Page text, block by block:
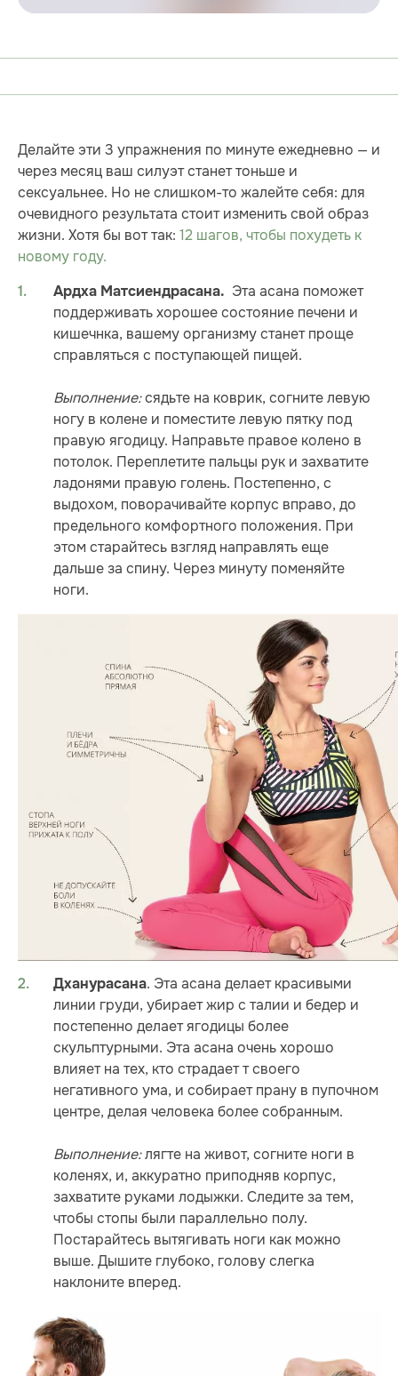
Делайте эти 3 упражнения по минуте ежедневно — и
через месяц ваш силуэт станет тоньше и
сексуальнее. Но не слишком-то жалейте себя: для
очевидного результата стоит изменить свой образ
жизни. Хотя бы вот так: 12 шагов, чтобы похудеть к
новому году.
Ардха Матсиендрасана. Эта асана поможет
поддерживать хорошее состояние печени и
кишечнка, вашему организму станет проще
справляться с поступающей пищей.
Выполнение:сядьте на коврик, согните левую
ногу в колене и поместите левую пятку под
правую ягодицу. Направьте правое колено в
потолок. Переплетите пальцы рук и захватите
ладонями правую голень. Постепенно, с
выдохом, поворачивайте корпус вправо, до
предельного комфортного положения. При
этом старайтесь взгляд направлять еще
дальше за спину. Через минуту поменяйте
ноги.
Дханурасана. Эта асана делает красивыми
линии груди, убирает жир с талии и бедер и
постепенно делает ягодицы более
скульптурными. Эта асана очень хорошо
влияет на тех, кто страдает т своего
негативного ума, и собирает прану в пупочном
центре, делая человека более собранным.
Выполнение:лягте на живот, согните ноги в
коленях, и, аккуратно приподняв корпус,
захватите руками лодыжки. Следите за тем,
чтобы стопы были параллельно полу.
Постарайтесь вытягивать ноги как можно
выше. Дышите глубоко, голову слегка
наклоните вперед.